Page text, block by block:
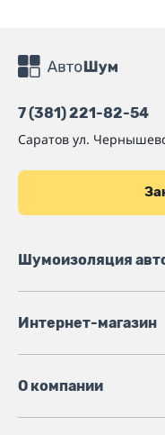
7 (381) 221-82-54
Саратов ул.
Шумоизоляция
Интернет-магазин
О компании